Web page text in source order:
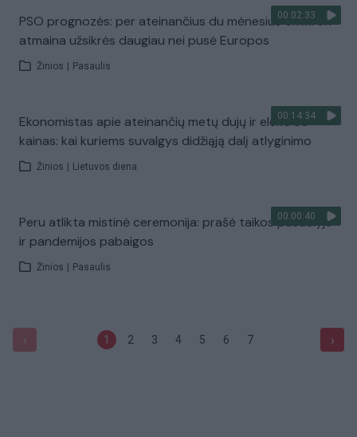
00:02:33
PSO prognozės: per ateinančius du mėnesius omikron
atmaina užsikrės daugiau nei pusė Europos
Žinios Pasaulis
00:14:34
Ekonomistas apie ateinančių metų dujų ir elektros
kainas: kai kuriems suvalgys didžiąją dalį atlyginimo
Žinios Lietuvos diena
00:00:40
Peru atlikta mistinė ceremonija: prašė taikos pasaulyje
ir pandemijos pabaigos
Žinios Pasaulis
‹ 1 2 3 4 5 6 7 ›